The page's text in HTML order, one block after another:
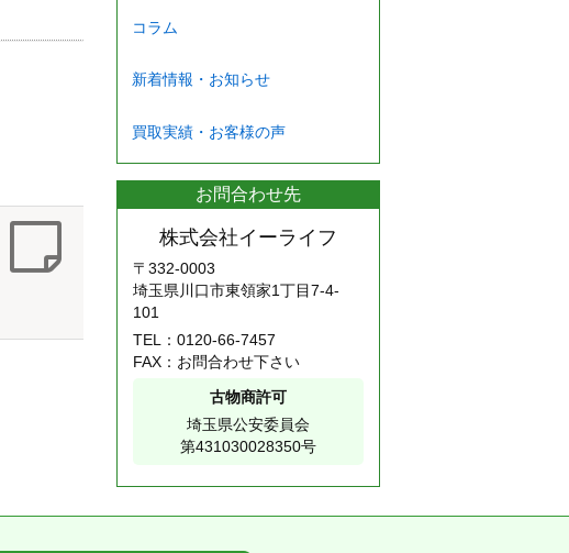
コラム
新着情報・お知らせ
買取実績・お客様の声
お問合わせ先
株式会社イーライフ
〒332-0003
埼玉県川口市東領家1丁目7-4-
101
TEL： 0120-66-7457
FAX：お問合わせ下さい
古物商許可
埼玉県公安委員会
第431030028350号